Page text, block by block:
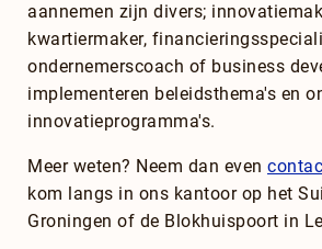
aannemen zijn divers;
kwartiermaker,
ondernemerscoach of business
implementeren beleidsthema's en
innovatieprogramma's.
Meer weten? Neem dan even
kom langs in ons kantoor op het
Groningen of de Blokhuispoort in